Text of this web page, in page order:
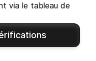
via le tableau de